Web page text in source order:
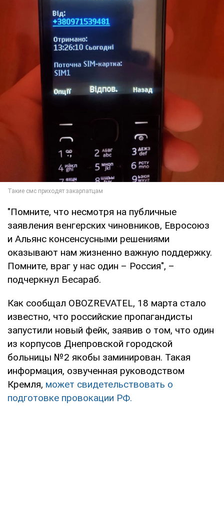
"Помните, что несмотря на публичные
заявления венгерских чиновников, Евросоюз
и Альянс консенсусными решениями
оказывают нам жизненно важную поддержку.
Помните, враг у нас один – Россия", –
подчеркнул Бесараб.
Как сообщал OBOZREVATEL, 18 марта стало
известно, что российские пропагандисты
запустили новый фейк, заявив о том, что один
из корпусов Днепровской городской
больницы №2 якобы заминирован. Такая
информация, озвученная руководством
Кремля, может свидетельствовать о
подготовке провокации РФ.